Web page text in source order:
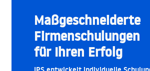
Maßgeschneiderte
Firmenschulungen
für Ihren Erfolg